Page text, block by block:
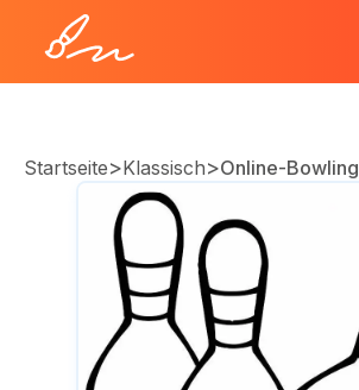
Startseite>Klassisch>Online-Bowling